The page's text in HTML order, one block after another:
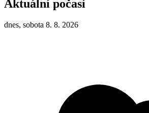
Aktuální počasí
dnes, sobota 8. 8. 2026